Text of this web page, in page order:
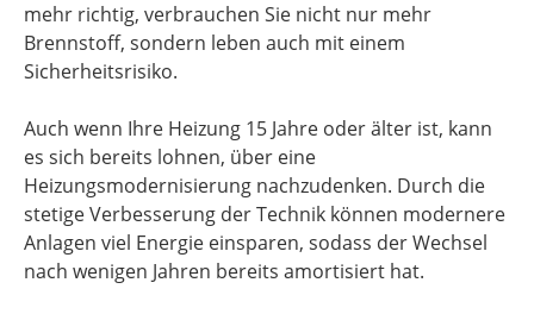
mehr richtig, verbrauchen Sie nicht nur mehr
Brennstoff, sondern leben auch mit einem
Sicherheitsrisiko.
Auch wenn Ihre Heizung 15 Jahre oder älter ist, kann
es sich bereits lohnen, über eine
Heizungsmodernisierung nachzudenken. Durch die
stetige Verbesserung der Technik können modernere
Anlagen viel Energie einsparen, sodass der Wechsel
nach wenigen Jahren bereits amortisiert hat.